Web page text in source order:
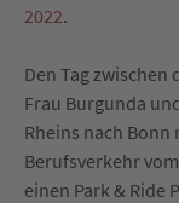
2022.
Den Tag
Frau Burgunda
Rheins nach Bonn
Berufsverkehr
einen Park & Ride